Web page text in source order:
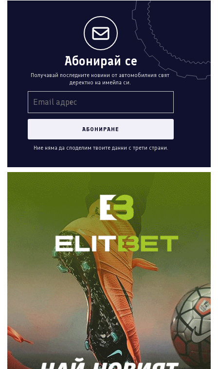
Абонирай се
Получавай последните новини от автомобилния свят
деректно на имейла си.
Ние няма да споделим твоите данни с трети страни.